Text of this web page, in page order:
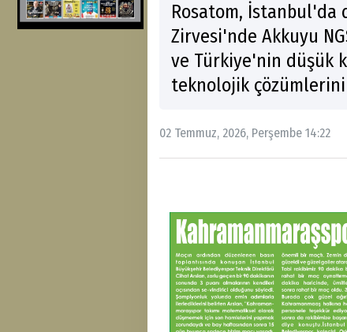
Rosatom,
Zirvesi'nde Akkuyu
ve Türkiye'nin düşük
teknolojik çözümlerini
02 Temmuz, 2026, Perşembe 14:22